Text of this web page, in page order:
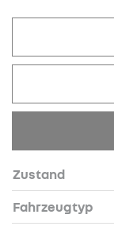
Zustand
Fahrzeugtyp